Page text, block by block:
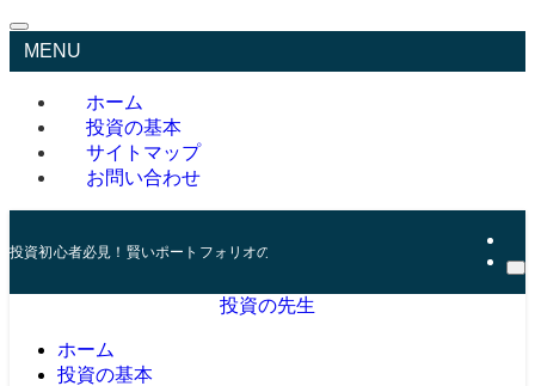
MENU
ホーム
投資の基本
サイトマップ
お問い合わせ
投資初心者必見！賢いポートフォリオの組み方とリスク管理の秘訣
投資の先生
ホーム
投資の基本